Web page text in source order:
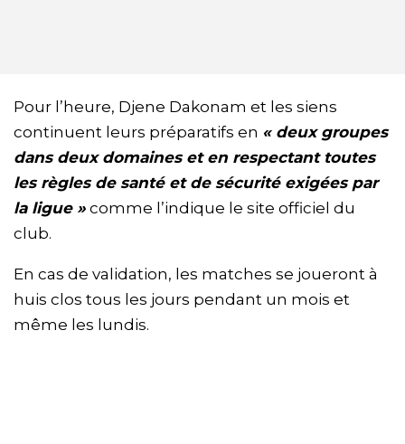
Pour l’heure, Djene Dakonam et les siens
continuent leurs préparatifs en « deux groupes
dans deux domaines et en respectant toutes
les règles de santé et de sécurité exigées par
la ligue » comme l’indique le site officiel du
club.
En cas de validation, les matches se joueront à
huis clos tous les jours pendant un mois et
même les lundis.